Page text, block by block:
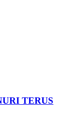
TERUS